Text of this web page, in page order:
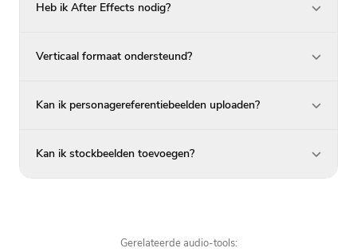
Heb ik After Effects nodig?
Verticaal formaat ondersteund?
Kan ik personagereferentiebeelden uploaden?
Kan ik stockbeelden toevoegen?
Gerelateerde audio-tools: